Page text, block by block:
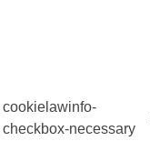
cookielawinfo-
checkbox-necessary